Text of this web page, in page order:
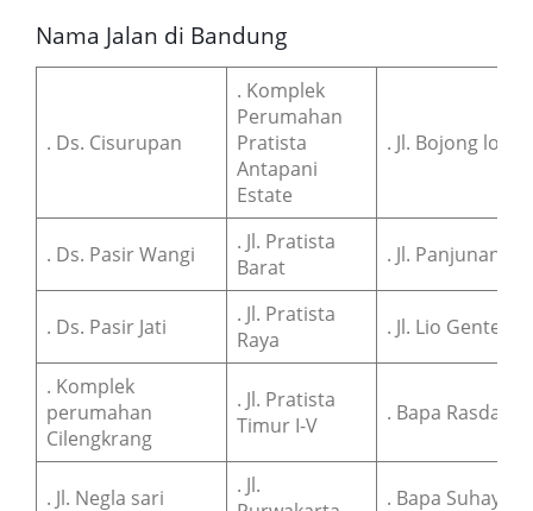
Nama Jalan di Bandung
. Ds. Cisurupan
. Komplek
Perumahan
Pratista
Antapani
Estate
. Jl. Bojong loa
. Ds. Pasir Wangi
. Jl. Pratista
Barat
. Jl. Panjunan
. Ds. Pasir Jati
. Jl. Pratista
Raya
. Jl. Lio Genteng
. Komplek
perumahan
Cilengkrang
. Jl. Pratista
Timur I-V
. Bapa Rasdan
. Jl. Negla sari
. Jl.
. Bapa Suhaya